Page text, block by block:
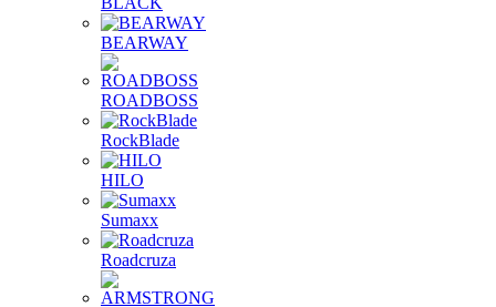
BEARWAY
ROADBOSS
RockBlade
HILO
Sumaxx
Roadcruza